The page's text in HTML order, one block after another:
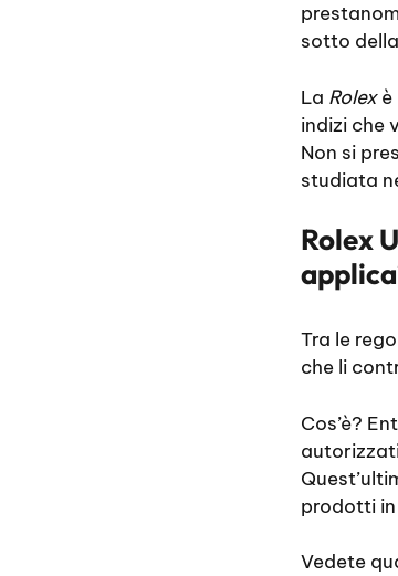
sotto
La Rolexè
indizi che
Non si
studiata
Rolex
Tra le
che li
Cos’è?
prodotti
Vedete